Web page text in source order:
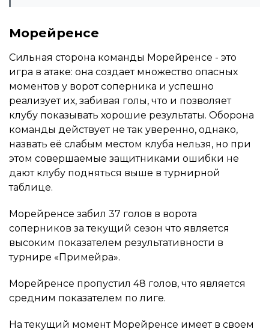
Морейренсе
Сильная сторона команды Морейренсе - это
игра в атаке: она создает множество опасных
моментов у ворот соперника и успешно
реализует их, забивая голы, что и позволяет
клубу показывать хорошие результаты. Оборона
команды действует не так уверенно, однако,
назвать её слабым местом клуба нельзя, но при
этом совершаемые защитниками ошибки не
дают клубу подняться выше в турнирной
таблице.
Морейренсе забил 37 голов в ворота
соперников за текущий сезон что является
высоким показателем результативности в
турнире «Примейра».
Морейренсе пропустил 48 голов, что является
средним показателем по лиге.
На текущий момент Морейренсе имеет в своем